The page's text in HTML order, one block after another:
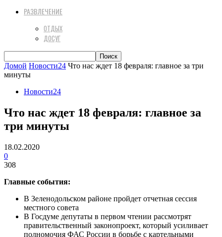
РАЗВЛЕЧЕНИЕ
ОТДЫХ
ДОСУГ
Домой Новости24 Что нас ждет 18 февраля: главное за три
минуты
Новости24
Что нас ждет 18 февраля: главное за
три минуты
18.02.2020
0
308
Главные события:
В Зеленодольском районе пройдет отчетная сессия
местного совета
В Госдуме депутаты в первом чтении рассмотрят
правительственный законопроект, который усиливает
полномочия ФАС России в борьбе с картельными